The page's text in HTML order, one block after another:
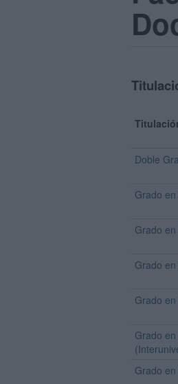
Doble
Grado
Grado
Grado
Grado
Grado
Grado